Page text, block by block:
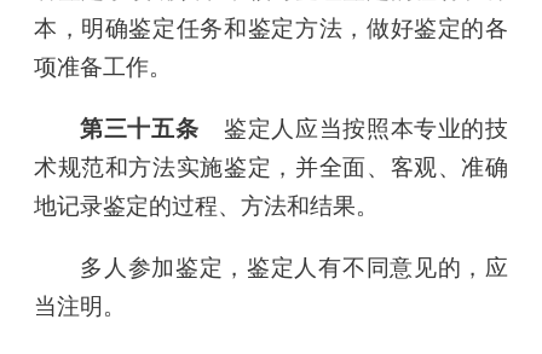
本，明确鉴定任务和鉴定方法，做好鉴定的各
项准备工作。
第三十五条 鉴定人应当按照本专业的技
术规范和方法实施鉴定，并全面、客观、准确
地记录鉴定的过程、方法和结果。
多人参加鉴定，鉴定人有不同意见的，应
当注明。